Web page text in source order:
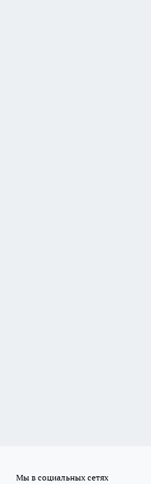
Мы в социальных сетях